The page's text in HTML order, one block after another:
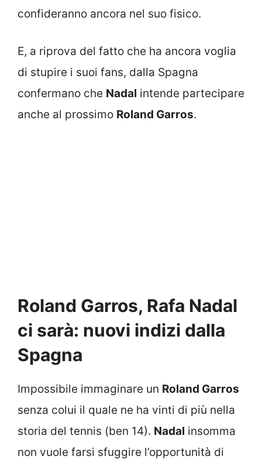
confideranno ancora nel suo fisico.
E, a riprova del fatto che ha ancora voglia
di stupire i suoi fans, dalla Spagna
confermano che Nadal intende partecipare
anche al prossimo Roland Garros.
Roland Garros, Rafa Nadal
ci sarà: nuovi indizi dalla
Spagna
Impossibile immaginare un Roland Garros
senza colui il quale ne ha vinti di più nella
storia del tennis (ben 14). Nadal insomma
non vuole farsi sfuggire l’opportunità di